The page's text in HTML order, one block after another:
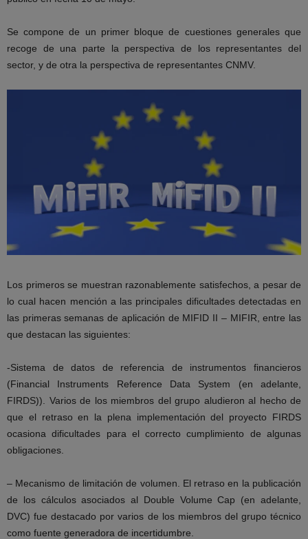
Se compone de un primer bloque de cuestiones generales que
recoge de una parte la perspectiva de los representantes del
sector, y de otra la perspectiva de representantes CNMV.
Los primeros se muestran razonablemente satisfechos, a pesar de
lo cual hacen mención a las principales dificultades detectadas en
las primeras semanas de aplicación de MIFID II – MIFIR, entre las
que destacan las siguientes:
-Sistema de datos de referencia de instrumentos financieros
(Financial Instruments Reference Data System (en adelante,
FIRDS)). Varios de los miembros del grupo aludieron al hecho de
que el retraso en la plena implementación del proyecto FIRDS
ocasiona dificultades para el correcto cumplimiento de algunas
obligaciones.
– Mecanismo de limitación de volumen. El retraso en la publicación
de los cálculos asociados al Double Volume Cap (en adelante,
DVC) fue destacado por varios de los miembros del grupo técnico
como fuente generadora de incertidumbre.